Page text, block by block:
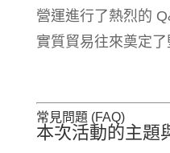
營運進行了熱烈的
實質貿易往來奠定了
常見問題 (FAQ)
本次活動的主題